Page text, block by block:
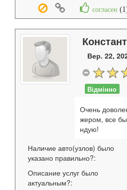
согласен (1
Вер. 22,
Відмінно
Очень
жером, все
ндую!
Наличие авто(узлов) было
указано правильно?:
Описание услуг было
актуальным?: